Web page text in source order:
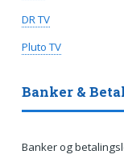
DR TV
Pluto TV
Banker &
Banker og